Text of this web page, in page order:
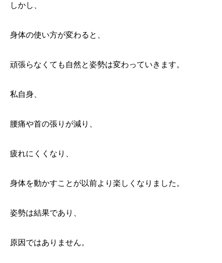
しかし、
身体の使い方が変わると、
頑張らなくても自然と姿勢は変わっていきます。
私自身、
腰痛や首の張りが減り、
疲れにくくなり、
身体を動かすことが以前より楽しくなりました。
姿勢は結果であり、
原因ではありません。